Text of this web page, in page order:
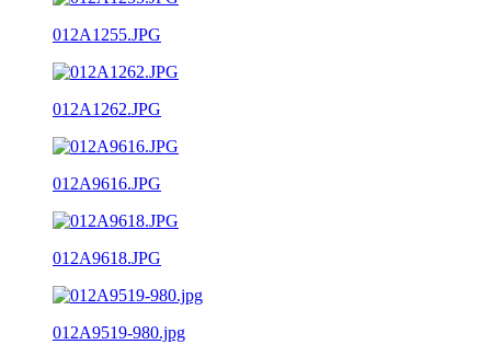
012A1255.JPG
012A1262.JPG
012A9616.JPG
012A9618.JPG
012A9519-980.jpg